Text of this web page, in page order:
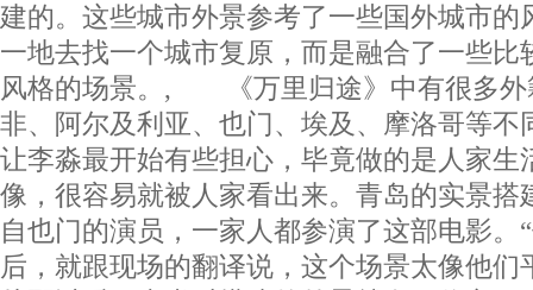
建的。这些城市外景参考了一些国外城市的
一地去找一个城市复原，而是融合了一些比
风格的场景。, 《万里归途》中有很多外
非、阿尔及利亚、也门、埃及、摩洛哥等不
让李淼最开始有些担心，毕竟做的是人家生
像，很容易就被人家看出来。青岛的实景搭
自也门的演员，一家人都参演了这部电影。
后，就跟现场的翻译说，这个场景太像他们